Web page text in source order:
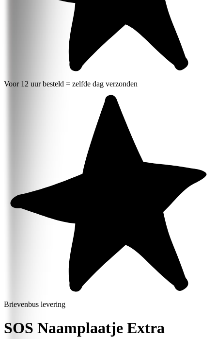
Voor 12 uur besteld = zelfde dag verzonden
Brievenbus levering
SOS Naamplaatje Extra